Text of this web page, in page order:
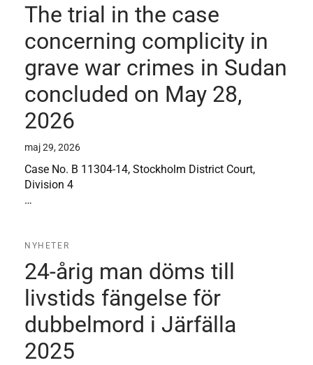
The trial in the case
concerning complicity in
grave war crimes in Sudan
concluded on May 28,
2026
maj 29, 2026
Case No. B 11304-14, Stockholm District Court,
Division 4
…
NYHETER
24-årig man döms till
livstids fängelse för
dubbelmord i Järfälla
2025